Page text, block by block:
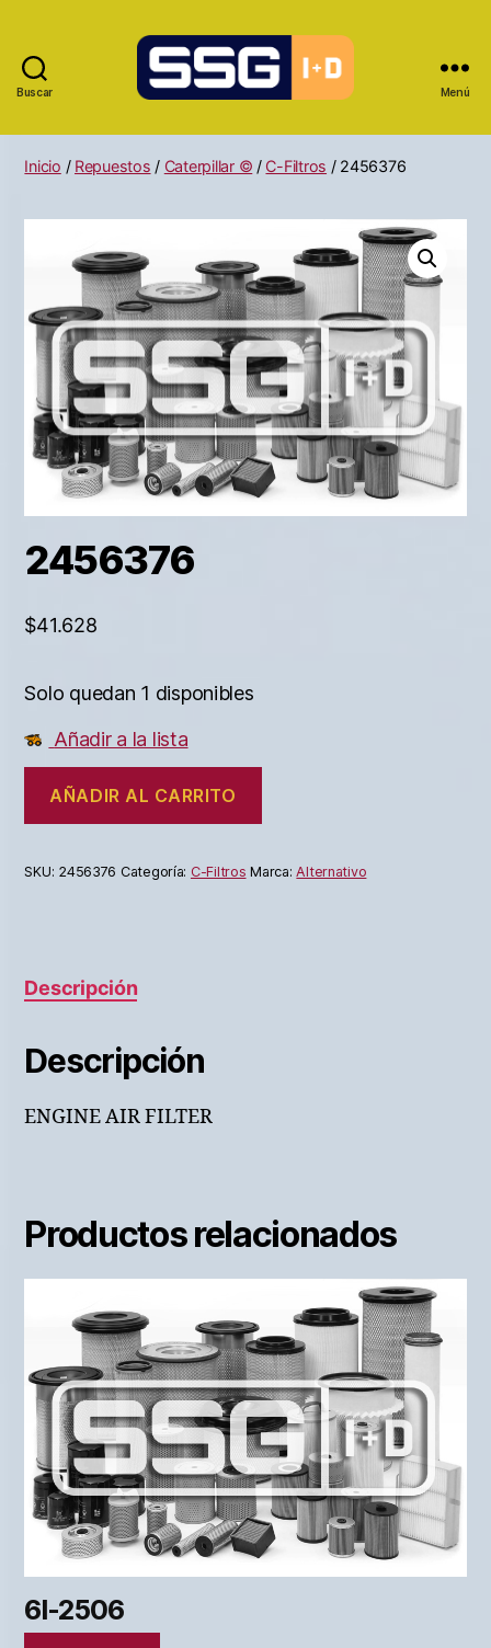
Buscar Menú
Inicio / Repuestos / Caterpillar © / C-Filtros / 2456376
2456376
$41.628
Solo quedan 1 disponibles
Añadir a la lista
AÑADIR AL CARRITO
SKU: 2456376 Categoría: C-Filtros Marca:Alternativo
Descripción
Descripción
ENGINE AIR FILTER
Productos relacionados
6I-2506